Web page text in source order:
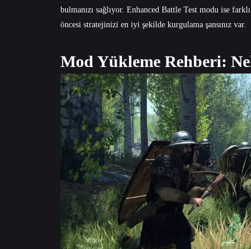
bulmanızı sağlıyor. Enhanced Battle Test modu ise
öncesi stratejinizi en iyi şekilde kurgulama şansınız var.
Mod Yükleme Rehberi: